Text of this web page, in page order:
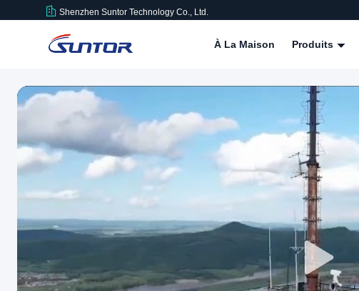
Shenzhen Suntor Technology Co., Ltd.
À La Maison Produits